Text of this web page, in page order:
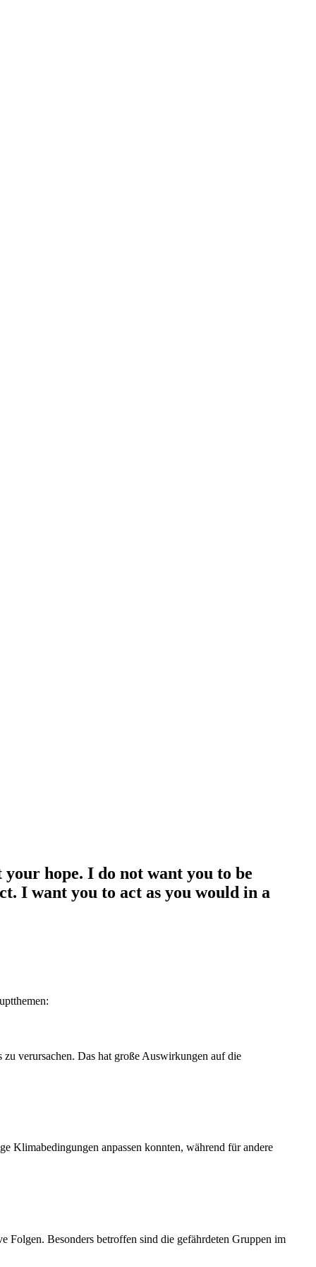
hope. I do not want you to be
I want you to act as you would in a
verursachen. Das hat große Auswirkungen auf die
Klimabedingungen anpassen konnten, während für andere
Folgen. Besonders betroffen sind die gefährdeten Gruppen im